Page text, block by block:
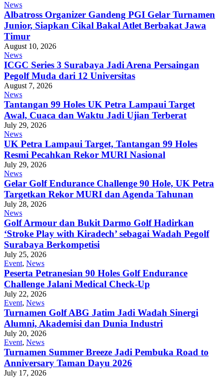
News
Albatross Organizer Gandeng PGI Gelar Turnamen
Junior, Siapkan Cikal Bakal Atlet Berbakat Jawa
Timur
August 10, 2026
News
ICGC Series 3 Surabaya Jadi Arena Persaingan
Pegolf Muda dari 12 Universitas
August 7, 2026
News
Tantangan 99 Holes UK Petra Lampaui Target
Awal, Cuaca dan Waktu Jadi Ujian Terberat
July 29, 2026
News
UK Petra Lampaui Target, Tantangan 99 Holes
Resmi Pecahkan Rekor MURI Nasional
July 29, 2026
News
Gelar Golf Endurance Challenge 90 Hole, UK Petra
Targetkan Rekor MURI dan Agenda Tahunan
July 28, 2026
News
Golf Armour dan Bukit Darmo Golf Hadirkan
‘Stroke Play with Kiradech’ sebagai Wadah Pegolf
Surabaya Berkompetisi
July 25, 2026
Event, News
Peserta Petranesian 90 Holes Golf Endurance
Challenge Jalani Medical Check-Up
July 22, 2026
Event, News
Turnamen Golf ABG Jatim Jadi Wadah Sinergi
Alumni, Akademisi dan Dunia Industri
July 20, 2026
Event, News
Turnamen Summer Breeze Jadi Pembuka Road to
Anniversary Taman Dayu 2026
July 17, 2026